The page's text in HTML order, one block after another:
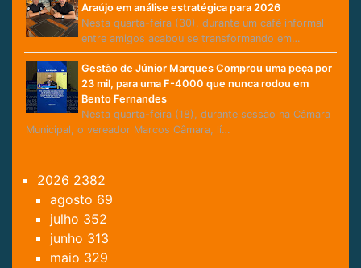
Araújo em análise estratégica para 2026
Nesta quarta-feira (30), durante um café informal
entre amigos acabou se transformando em…
Gestão de Júnior Marques Comprou uma peça por
23 mil, para uma F-4000 que nunca rodou em
Bento Fernandes
Nesta quarta-feira (18), durante sessão na Câmara
Municipal, o vereador Marcos Câmara, lí…
2026 2382
agosto 69
julho 352
junho 313
maio 329